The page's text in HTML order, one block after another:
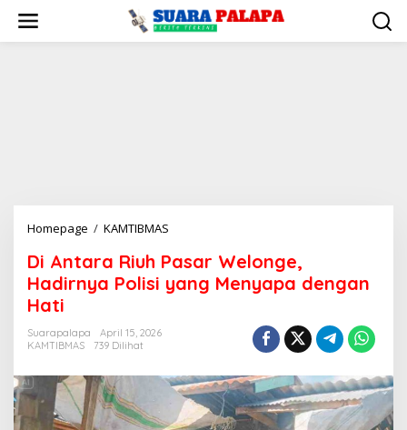
konten
Homepage / KAMTIBMAS
Riuh
Pasar
Menyapa
dengan
Hati
Di Antara Riuh Pasar Welonge,
Hadirnya Polisi yang Menyapa dengan
Hati
Suarapalapa
April 15, 2026
KAMTIBMAS
739 Dilihat